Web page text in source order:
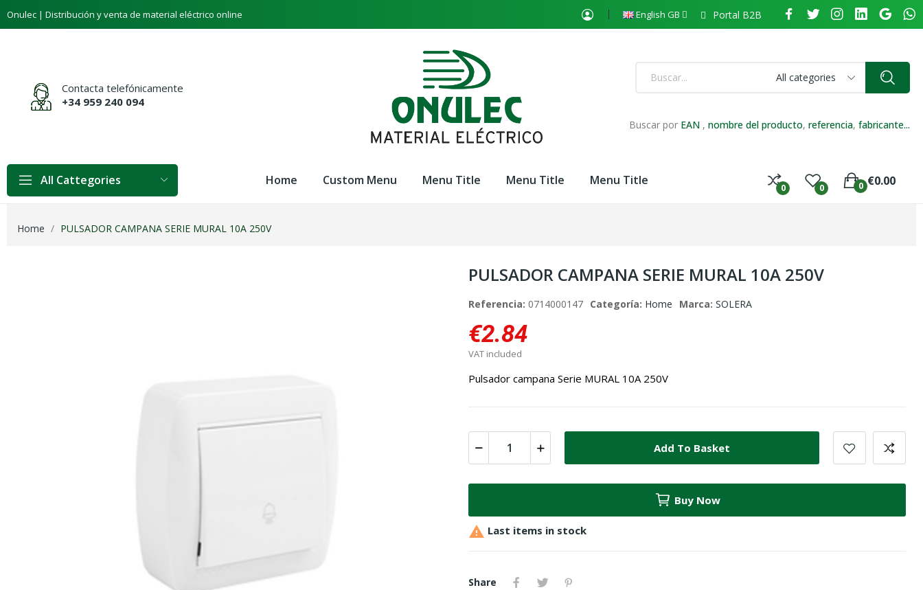
Onulec | Distribución y venta de material eléctrico online English GB Portal B2B
Contacta telefónicamente
+34 959 240 094
All categories
Buscar por EAN ,nombre del producto,referencia,fabricante...
All Cattegories Home Custom Menu Menu Title Menu Title Menu Title
0 0 €0.00
0
Home PULSADOR CAMPANA SERIE MURAL 10A 250V
PULSADOR CAMPANA SERIE MURAL 10A 250V
Referencia: 0714000147 Categoría: Home Marca: SOLERA
€2.84
VAT included
Pulsador campana Serie MURAL 10A 250V
Add To Basket
Buy Now
 Last items in stock
Share